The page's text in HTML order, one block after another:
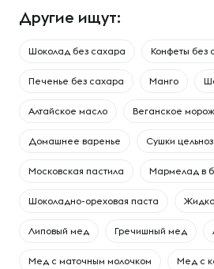
Другие ищут:
Шоколад без сахара Конфеты без
Печенье без сахара Манго
Алтайское масло Веганское
Домашнее варенье Сушки
Московская пастила Мармелад в
Шоколадно-ореховая паста
Липовый мед Гречишный мед
Мед с маточным молочком Мед с